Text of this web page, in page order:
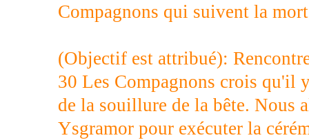
Compagnons qui suivent la
(Objectif est attribué):
30 Les Compagnons crois qu'il
de la souillure de la bête. Nous
Ysgramor pour exécuter la